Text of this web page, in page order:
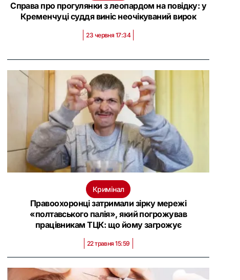
Справа про прогулянки з леопардом на повідку: у
Кременчуці суддя виніс неочікуваний вирок
23 червня 17:34
Кримінал
Правоохоронці затримали зірку мережі
«полтавського палія», який погрожував
працівникам ТЦК: що йому загрожує
22 травня 15:59